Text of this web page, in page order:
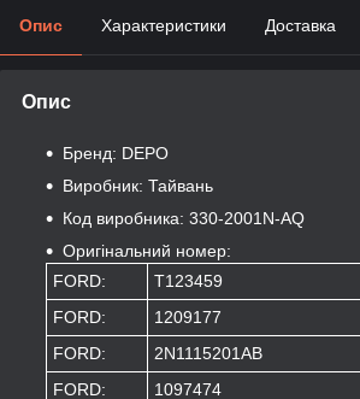
Опис Характеристики Доставка
Опис
Бренд: DEPO
Виробник: Тайвань
Код виробника: 330-2001N-AQ
Оригінальний номер:
FORD:
T123459
FORD:
1209177
FORD:
2N1115201AB
FORD:
1097474